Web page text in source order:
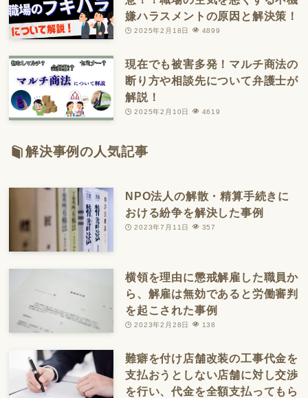
嫌ハラスメントの原因と解決策！
2025年2月18日 4899
現在でも被害多発！マルチ商法の
断り方や相談先について弁護士が
解説！
2025年2月10日 4619
解決事例の人気記事
NPO法人の解散・精算手続きに
おける紛争を解決した事例
2023年7月11日 357
横領を理由に懲戒解雇した職員か
ら、解雇は無効であると労働審判
を起こされた事例
2023年2月28日 138
難癖を付け店舗改装の工事代金を
支払おうとしない店舗に対し交渉
を行い、代金を全額支払ってもら